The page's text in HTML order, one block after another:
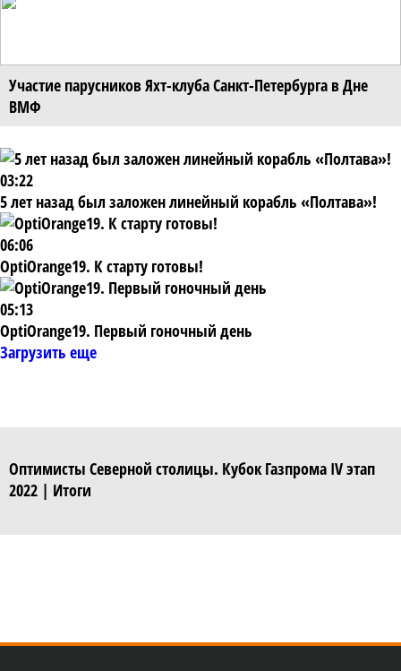
Участие парусников Яхт-клуба Санкт-Петербурга в Дне
ВМФ
03:22
5 лет назад был заложен линейный корабль «Полтава»!
06:06
OptiOrange19. К старту готовы!
05:13
OptiOrange19. Первый гоночный день
Загрузить еще
Оптимисты Северной столицы. Кубок Газпрома IV этап
2022 | Итоги